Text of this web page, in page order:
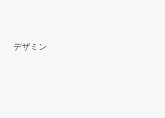
デザミン